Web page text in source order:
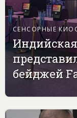
СЕНСОРНЫЕ
бейджей